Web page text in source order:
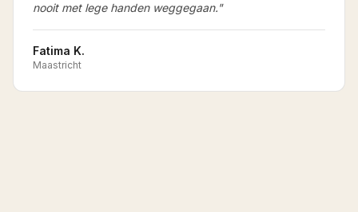
nooit met lege handen weggegaan."
Fatima K.
Maastricht